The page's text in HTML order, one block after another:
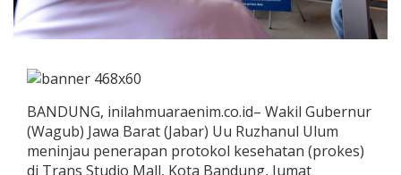
BANDUNG, inilahmuaraenim.co.id– Wakil Gubernur
(Wagub) Jawa Barat (Jabar) Uu Ruzhanul Ulum
meninjau penerapan protokol kesehatan (prokes)
di Trans Studio Mall, Kota Bandung, Jumat